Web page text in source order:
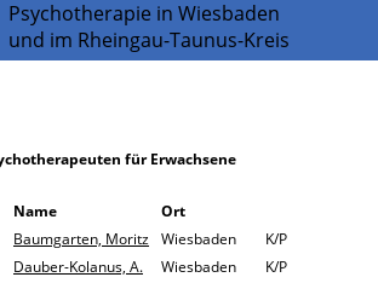
Psychotherapie in Wiesbaden
und im Rheingau-Taunus-Kreis
für Erwachsene
Name
Baumgarten, Moritz
Dauber-Kolanus, A.
Ort
Wiesbaden
Wiesbaden
K/P
K/P